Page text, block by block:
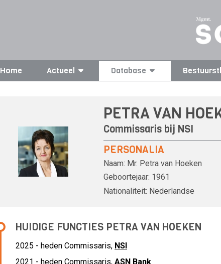
Home Actueel Database
PETRA VAN
Commissaris bij NSI
PERSONALIA
Naam: Mr. Petra van Hoeken
Geboortejaar: 1961
Nationaliteit: Nederlandse
HUIDIGE FUNCTIES PETRA VAN HOEKEN
2025 - heden Commissaris, NSI
2021 - heden Commissaris, ASN Bank